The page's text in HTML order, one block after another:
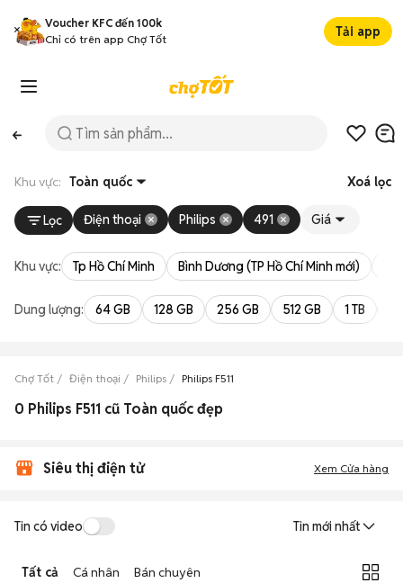
Voucher KFC đến 100k
Chỉ có trên app Chợ Tốt
Tải app
Khu vực: Toàn quốc Xoá lọc
Lọc Điện thoại Philips 491 Giá
Khu vực: Tp Hồ Chí Minh Bình Dương (TP Hồ Chí Minh mới)
Dung lượng: 64 GB 128 GB 256 GB 512 GB 1 TB
Chợ Tốt Điện thoại Philips Philips F511
0 Philips F511 cũ Toàn quốc đẹp
Siêu thị điện tử Xem Cửa hàng
Tin có video Tin mới nhất
Tất cả Cá nhân Bán chuyên